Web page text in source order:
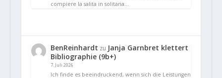
compiere la salita in solitaria…
BenReinhardt zu Janja Garnbret klettert
Bibliographie (9b+)
7. Juli 2026
Ich finde es beeindruckend, wenn sich die Leistungen